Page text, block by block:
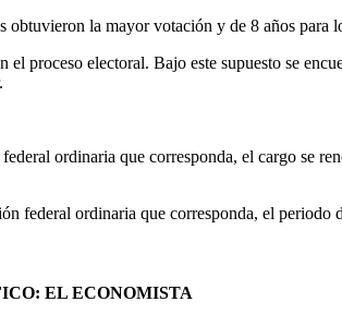
obtuvieron la mayor votación y de 8 años para
proceso electoral. Bajo este supuesto se
ordinaria que corresponda, el cargo se
federal ordinaria que corresponda, el
EL ECONOMISTA